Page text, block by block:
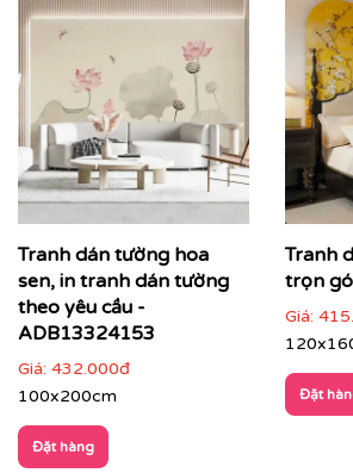
Giải pháp toàn diện:
Printek hỗ trợ
từ khâu tư vấn ý tưởng, khảo sát đo
kế demo trực quan cho đến thi công
chóng, chuyên nghiệp.
Tranh dán tường hoa
sen, in tranh dán tường
theo yêu cầu -
ADB13324153
Giá: 432.000đ
100x200cm
Đặt hàng
Tranh
trọn
Giá:
Đặt